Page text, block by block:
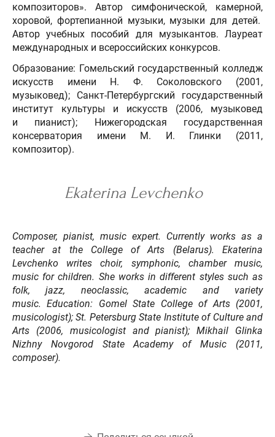
композиторов». Автор симфонической, камерной,
хоровой, фортепианной музыки, музыки для детей.
Автор учебных пособий для музыкантов. Лауреат
международных и всероссийских конкурсов.
Образование: Гомельский государственный колледж
искусств имени Н. Ф. Соколовского (2001,
музыковед); Санкт-Петербургский государственный
институт культуры и искусств (2006, музыковед
и пианист); Нижегородская государственная
консерватория имени М. И. Глинки (2011,
композитор).
Ekaterina Levchenko
Composer, pianist, music expert. Currently works as a
teacher at the College of Arts (Belarus). Ekaterina
Levchenko writes choir, symphonic, chamber music,
music for children. She works in different styles such as
folk, jazz, neoclassic, academic and variety
music.Education: Gomel State College of Arts (2001,
musicologist); St. Petersburg State Institute of Culture and
Arts (2006, musicologist and pianist); Mikhail Glinka
Nizhny Novgorod State Academy of Music (2011,
composer).